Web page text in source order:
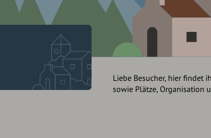
Liebe Besucher, hier findet
sowie Plätze, Organisation